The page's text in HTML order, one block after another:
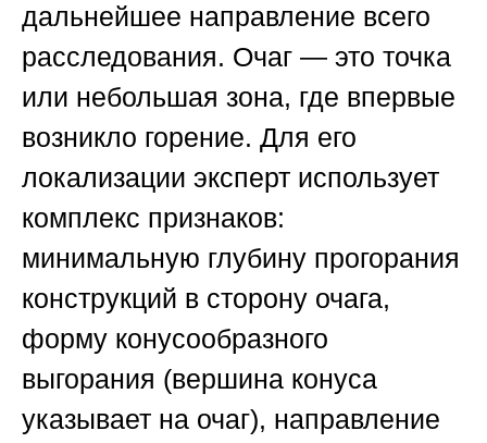
дальнейшее направление всего
расследования. Очаг — это точка
или небольшая зона, где впервые
возникло горение. Для его
локализации эксперт использует
комплекс признаков:
минимальную глубину прогорания
конструкций в сторону очага,
форму конусообразного
выгорания (вершина конуса
указывает на очаг), направление